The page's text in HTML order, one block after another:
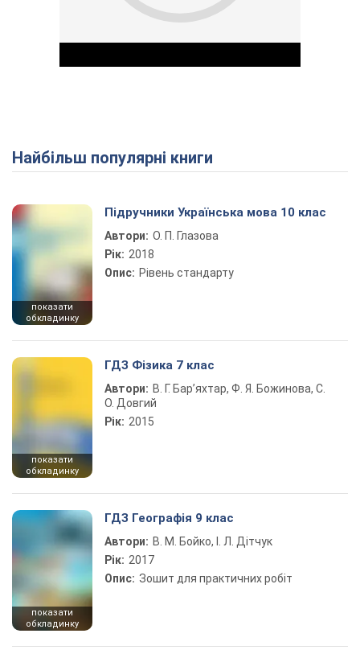
Play Video
Найбільш популярні книги
показати
обкладинку
Підручники Українська мова 10 клас
Автори: О. П. Глазова
Рік: 2018
Опис: Рівень стандарту
показати
обкладинку
ГДЗ Фізика 7 клас
Автори: В. Г. Бар’яхтар, Ф. Я. Божинова, С.
О. Довгий
Рік: 2015
показати
обкладинку
ГДЗ Географія 9 клас
Автори: В. М. Бойко, І. Л. Дітчук
Рік: 2017
Опис: Зошит для практичних робіт